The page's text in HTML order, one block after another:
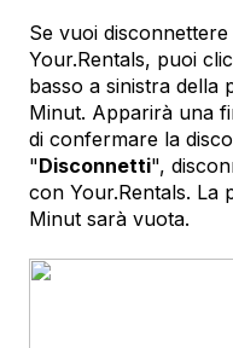
Se vuoi
Your.Rentals, puoi
basso a sinistra della
Minut. Apparirà una
di confermare la
"Disconnetti",
con Your.Rentals. La
Minut sarà vuota.